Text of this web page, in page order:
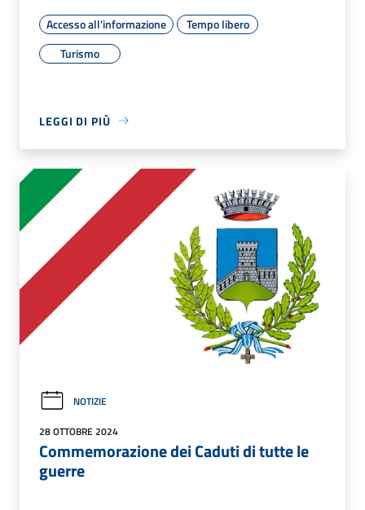
Accesso all'informazione
Tempo libero
Turismo
LEGGI DI PIÙ
NOTIZIE
28 OTTOBRE 2024
Commemorazione dei Caduti di tutte le
guerre